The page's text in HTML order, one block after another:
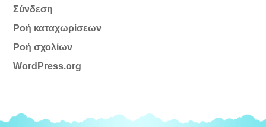
Σύνδεση
Ροή καταχωρίσεων
Ροή σχολίων
WordPress.org